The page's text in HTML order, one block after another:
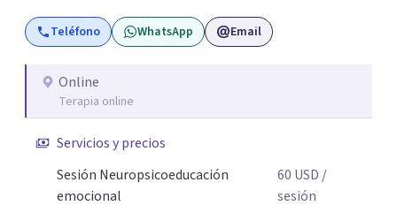
psicología contemporánea, neurociencias y estrategias
de cambio basadas en evidencia para fortalecer la
promover cambios sostenibles. Como divulgador
científico, acerca la psicología y las neurociencias a la vida
aplicables, con el propósito de impulsar un bienestar
integral.
Teléfono WhatsApp Email
Online
Terapia online
Servicios y precios
Sesión Neuropsicoeducación
emocional
60 USD /
sesión